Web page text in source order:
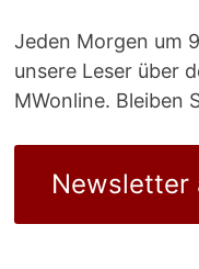
Jeden Morgen um
unsere Leser über
MWonline. Bleiben
Newsletter